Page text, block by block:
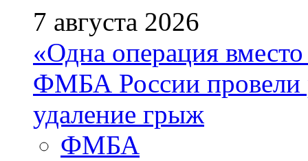
7 августа 2026
«Одна операция
ФМБА России провели
удаление грыж
ФМБА